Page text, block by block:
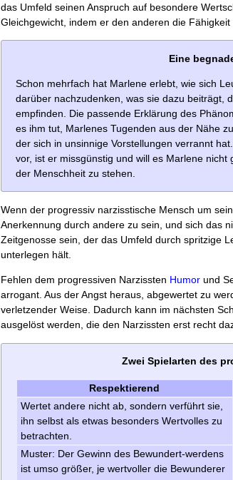
das Umfeld seinen Anspruch auf besondere
Gleichgewicht, indem er den anderen die
Eine
Schon mehrfach hat Marlene erlebt, wie sich
darüber nachzudenken, was sie dazu beiträgt,
empfinden. Die passende Erklärung des
es ihm tut, Marlenes Tugenden aus der Nähe
der sich in unsinnige Vorstel­lungen verrannt
vor, ist er missgünstig und will es Marlene
der Menschheit zu stehen.
Wenn der progressiv narzisstische Mensch um
Anerkennung durch andere zu sein, und sich das
Zeitgenosse sein, der das Umfeld durch spritzige
unterlegen hält.
Fehlen dem progressiven Narzissten Humorund
arrogant. Aus der Angst heraus, abgewertet zu
verletzender Weise. Dadurch kann im nächsten
ausgelöst werden, die den Narzissten erst recht
Zwei Spielarten des
Respektierend
Wertet andere nicht ab, sondern verführt sie,
ihn selbst als etwas besonders Wertvolles zu
betrachten.
Muster: Der Gewinn des Bewundert-werdens
ist umso größer, je wert­voller die Bewunderer